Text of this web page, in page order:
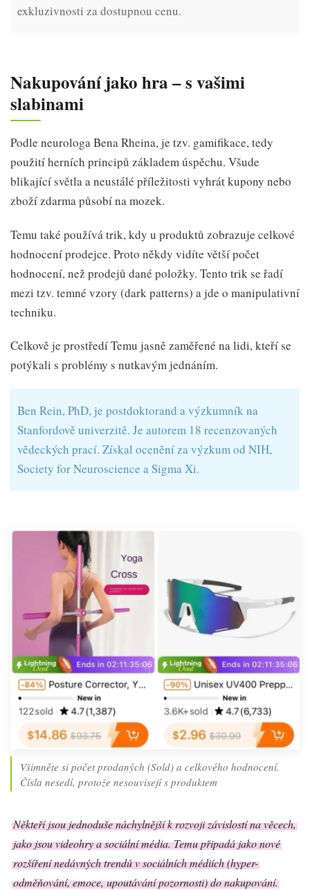
exkluzivnosti za dostupnou cenu.
Nakupování jako hra – s vašimi
slabinami
Podle neurologa Bena Rheina, je tzv. gamifikace, tedy
použití herních principů základem úspěchu. Všude
blikající světla a neustálé příležitosti vyhrát kupony nebo
zboží zdarma působí na mozek.
Temu také používá trik, kdy u produktů zobrazuje celkové
hodnocení prodejce. Proto někdy vidíte větší počet
hodnocení, než prodejů dané položky. Tento trik se řadí
mezi tzv. temné vzory (dark patterns) a jde o manipulativní
techniku.
Celkově je prostředí Temu jasně zaměřené na lidi, kteří se
potýkali s problémy s nutkavým jednáním.
Ben Rein, PhD, je postdoktorand a výzkumník na
Stanfordově univerzitě. Je autorem 18 recenzovaných
vědeckých prací. Získal ocenění za výzkum od NIH,
Society for Neuroscience a Sigma Xi.
Všimněte si počet prodaných (Sold) a celkového hodnocení.
Čísla nesedí, protože nesouvisejí s produktem
Někteří jsou jednoduše náchylnější k rozvoji závislostí na věcech,
jako jsou videohry a sociální média. Temu připadá jako nové
rozšíření nedávných trendů v sociálních médiích (hyper-
odměňování, emoce, upoutávání pozornosti) do nakupování.